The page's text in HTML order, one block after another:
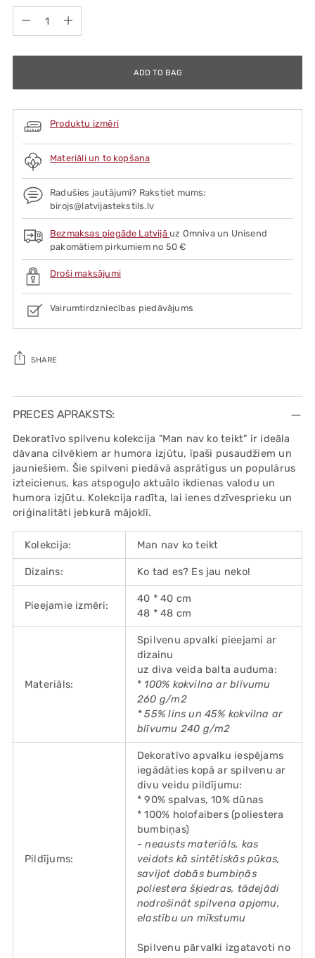
ADD TO BAG
Produktu izmēri
Materiāli un to kopšana
Radušies jautājumi? Rakstiet mums:
birojs@latvijastekstils.lv
Bezmaksas piegāde Latvijā uz Omniva un Unisend
pakomātiem pirkumiem no 50 €
Droši maksājumi
Vairumtirdzniecības piedāvājums
SHARE
Adding
product
your
cart
PRECES APRAKSTS:
Dekoratīvo spilvenu kolekcija "Man nav ko teikt" ir ideāla
dāvana cilvēkiem ar humora izjūtu, īpaši pusaudžiem un
jauniešiem. Šie spilveni piedāvā asprātīgus un populārus
izteicienus, kas atspoguļo aktuālo ikdienas valodu un
humora izjūtu. Kolekcija radīta, lai ienes dzīvesprieku un
oriģinalitāti jebkurā mājoklī.
Kolekcija: Man nav ko teikt
Dizains: Ko tad es? Es jau neko!
Pieejamie izmēri:
40 * 40 cm
48 * 48 cm
Materiāls:
Spilvenu apvalki pieejami ar
dizainu
uz diva veida balta auduma:
* 100% kokvilna ar blīvumu
260 g/m2
* 55% lins un 45% kokvilna ar
blīvumu 240 g/m2
Pildījums:
Dekoratīvo apvalku iespējams
iegādāties kopā ar spilvenu ar
divu veidu pildījumu:
* 90% spalvas, 10% dūnas
* 100% holofaibers (poliestera
bumbiņas)
- neausts materiāls, kas
veidots kā sintētiskās pūkas,
savijot dobās bumbiņās
poliestera šķiedras, tādejādi
nodrošināt spilvena apjomu,
elastību un mīkstumu
Spilvenu pārvalki izgatavoti no